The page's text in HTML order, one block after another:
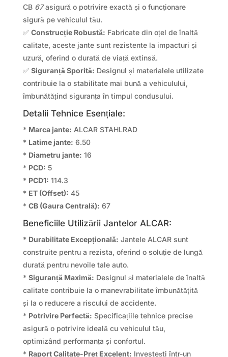
CB 67asigură o potrivire exactă și o funcționare
sigură pe vehiculul tău.
✅ Construcție Robustă: Fabricate din oțel de înaltă
calitate, aceste jante sunt rezistente la impacturi și
uzură, oferind o durată de viață extinsă.
✅ Siguranță Sporită: Designul și materialele utilizate
contribuie la o stabilitate mai bună a vehiculului,
îmbunătățind siguranța în timpul condusului.
Detalii Tehnice Esențiale:
* Marca jante: ALCAR STAHLRAD
* Latime jante: 6.50
* Diametru jante: 16
* PCD: 5
* PCD1: 114.3
* ET (Offset): 45
* CB (Gaura Centrală): 67
Beneficiile Utilizării Jantelor ALCAR:
* Durabilitate Excepțională: Jantele ALCAR sunt
construite pentru a rezista, oferind o soluție de lungă
durată pentru nevoile tale auto.
* Siguranță Maximă: Designul și materialele de înaltă
calitate contribuie la o manevrabilitate îmbunătățită
și la o reducere a riscului de accidente.
* Potrivire Perfectă: Specificațiile tehnice precise
asigură o potrivire ideală cu vehiculul tău,
optimizând performanța și confortul.
* Raport Calitate-Preț Excelent: Investești într-un